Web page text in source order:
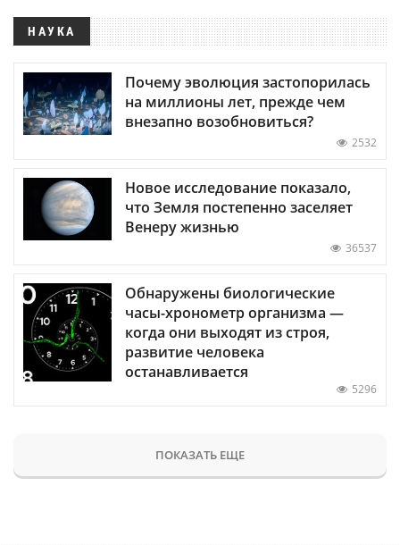
НАУКА
Почему эволюция застопорилась
на миллионы лет, прежде чем
внезапно возобновиться?
2532
Новое исследование показало,
что Земля постепенно заселяет
Венеру жизнью
36537
Обнаружены биологические
часы-хронометр организма —
когда они выходят из строя,
развитие человека
останавливается
5296
ПОКАЗАТЬ ЕЩЕ